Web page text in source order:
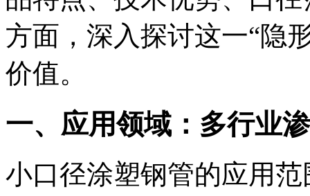
方面，深入探讨这一“隐
价值。
一、应用领域：多行业
小口径涂塑钢管的应用